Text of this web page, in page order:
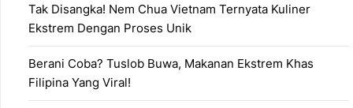
Tak Disangka! Nem Chua Vietnam Ternyata Kuliner
Ekstrem Dengan Proses Unik
Berani Coba? Tuslob Buwa, Makanan Ekstrem Khas
Filipina Yang Viral!